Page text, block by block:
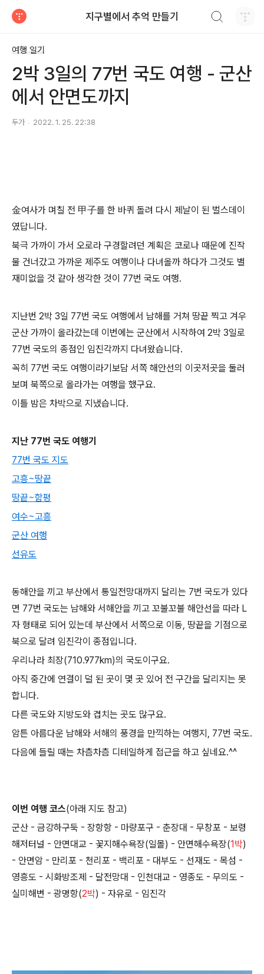
지구별에서 추억 만들기
여행 일기
2박 3일의 77번 국도 여행 - 군산
에서 안면도까지
두가 2022. 1. 25. 22:38
金여사가 며칠 전 甲子를 한 바퀴 돌려 다시 제날이 된 벌스데이
였답니다.
북극 가까이 가서 오로라 구경할려던 계획은 코로나 때문에 진작
물 건너갔고 가까운 제주도 여행이나 다녀올까 하다가 그것도 별
재미없을 것 같아 생각한 것이 77번 국도 여행.
지난번 2박 3일 77번 국도 여행에서 남해를 거쳐 땅끝 찍고 겨우
군산 가까이 올라갔는데 이번에는 군산에서 시작하여 2박 3일로
77번 국도의 종점인 임진각까지 다녀왔습니다.
꼭히 77번 국도 여행이라기보담 서쪽 해안선의 이곳저곳을 둘러
보며 북쪽으로 올라가는 여행을 했구요.
이틀 밤은 차박으로 지냈습니다.
지난 77번 국도 여행기
77번 국도 지도
고흥~땅끝
땅끝~함평
여수~고흥
군산 여행
선유도
동해안을 끼고 부산에서 통일전망대까지 달리는 7번 국도가 있다
면 77번 국도는 남해와 서해안을 끼고 꼬불꼬불 해안선을 따라 L
자 형태로 되어 있는데 부산에서 서쪽으로 이동, 땅끝을 기점으로
북으로 달려 임진각이 종점입니다.
우리나라 최장(710.977km)의 국도이구요.
아직 중간에 연결이 덜 된 곳이 몇 곳 있어 전 구간을 달리지는 못
합니다.
다른 국도와 지방도와 겹치는 곳도 많구요.
암튼 아름다운 남해와 서해의 풍경을 만끽하는 여행지, 77번 국도.
다음에 들릴 때는 차츰차츰 디테일하게 접근을 하고 싶네요.^^
이번 여행 코스(아래 지도 참고)
군산 - 금강하구둑 - 장항항 - 마량포구 - 춘장대 - 무창포 - 보령
해저터널 - 안면대교 - 꽃지해수욕장(일몰) - 안면해수욕장(1박)
- 안면암 - 만리포 - 천리포 - 백리포 - 대부도 - 선재도 - 목섬 -
영흥도 - 시화방조제 - 달전망대 - 인천대교 - 영종도 - 무의도 -
실미해변 - 광명항(2박) - 자유로 - 임진각